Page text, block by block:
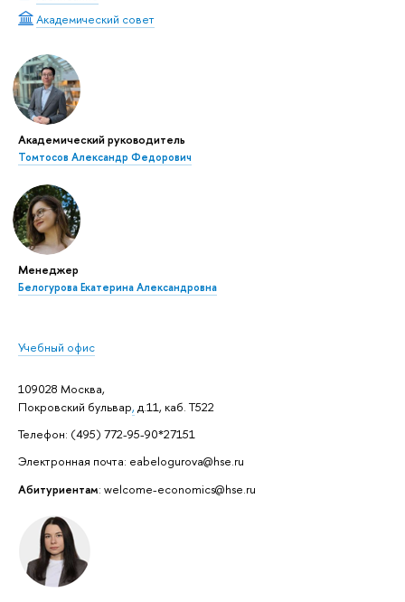
Академический совет
Академический руководитель
Томтосов Александр Федорович
Менеджер
Белогурова Екатерина Александровна
Учебный офис
109028 Москва,
Покровский бульвар, д.11, каб. Т522
Телефон: (495) 772-95-90*27151
Электронная почта: eabelogurova@hse.ru
Абитуриентам: welcome-economics@hse.ru